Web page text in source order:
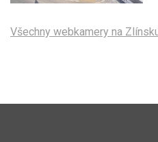
Všechny webkamery na